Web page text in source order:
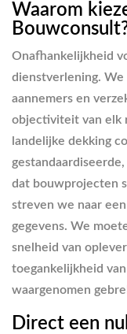
Waarom
Onafhankelijkheid
dienstverlening.
aannemers en
objectiviteit van elk
landelijke dekking
dat bouwprojecten
streven we naar
gegevens. We
snelheid van
toegankelijkheid
waargenomen
Direct een